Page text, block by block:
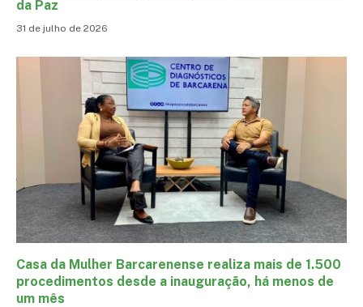
da Paz
31 de julho de 2026
Casa da Mulher Barcarenense realiza mais de 1.500
procedimentos desde a inauguração, há menos de
um mês